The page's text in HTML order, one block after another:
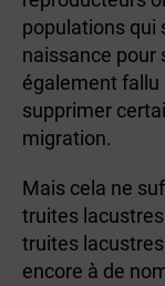
populations qui
naissance pour
également fallu
supprimer
migration.
Mais cela ne
truites
truites
encore à de